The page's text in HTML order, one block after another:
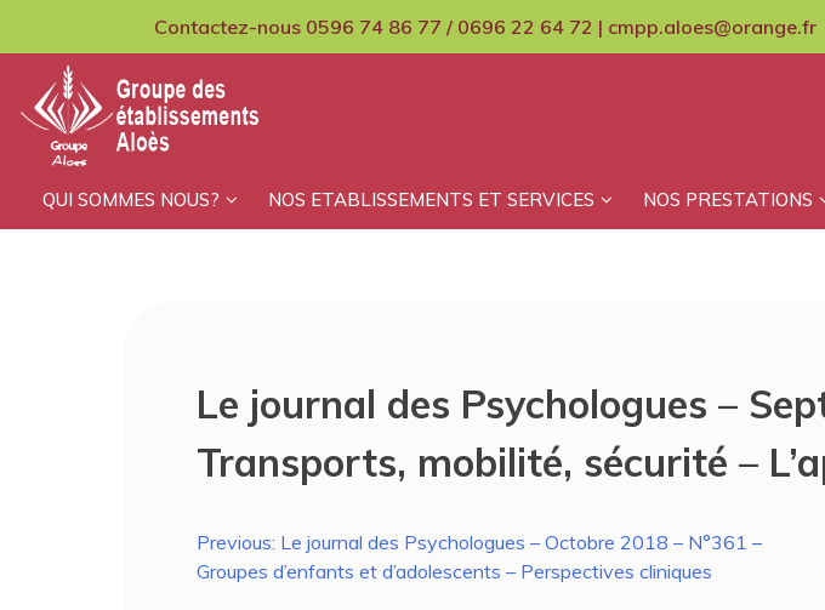
content
Contactez-nous 0596 74 86 77 / 0696 22 64 72 | cmpp.aloes@orange.fr
GCMPIH Aloes
QUI SOMMES NOUS? NOS ETABLISSEMENTS ET SERVICES NOS PRESTATIONS
Le journal des Psychologues –
Transports, mobilité, sécurité –
Navigation
Previous: Le journal des Psychologues – Octobre 2018 – N°361 –
Groupes d’enfants et d’adolescents – Perspectives cliniques